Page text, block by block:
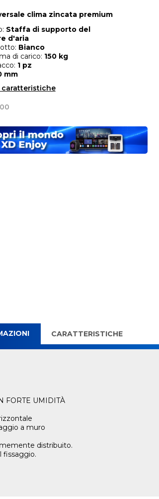
clima zincata premium
Staffa di supporto del
d'aria
Bianco
di carico: 150 kg
1 pz
mm
CARATTERISTICHE
FORTE UMIDITÀ
a muro
distribuito.
fissaggio.